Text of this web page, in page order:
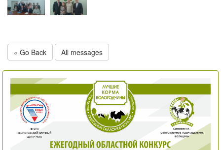
« Go Back All messages